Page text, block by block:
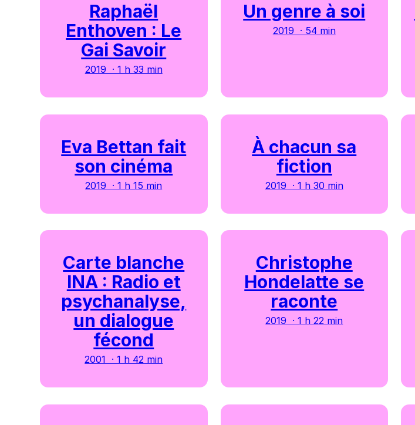
Raphaël
Enthoven : Le
Gai Savoir
2019 · 1 h 33 min
Un genre à soi
2019 · 54 min
Eva Bettan fait
son cinéma
2019 · 1 h 15 min
À chacun sa
fiction
2019 · 1 h 30 min
Carte blanche
INA : Radio et
psychanalyse,
un dialogue
fécond
2001 · 1 h 42 min
Christophe
Hondelatte se
raconte
2019 · 1 h 22 min